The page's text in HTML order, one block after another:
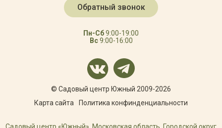
Обратный звонок
Пн-Сб9:00-19:00
Вс9:00-16:00
© Садовый центр Южный 2009-2026
Карта сайта
Политика конфинденциальности